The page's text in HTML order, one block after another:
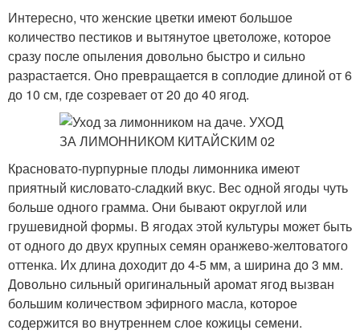
Интересно, что женские цветки имеют большое
количество пестиков и вытянутое цветоложе, которое
сразу после опыления довольно быстро и сильно
разрастается. Оно превращается в соплодие длиной от 6
до 10 см, где созревает от 20 до 40 ягод.
Красновато-пурпурные плоды лимонника имеют
приятный кисловато-сладкий вкус. Вес одной ягоды чуть
больше одного грамма. Они бывают округлой или
грушевидной формы. В ягодах этой культуры может быть
от одного до двух крупных семян оранжево-желтоватого
оттенка. Их длина доходит до 4-5 мм, а ширина до 3 мм.
Довольно сильный оригинальный аромат ягод вызван
большим количеством эфирного масла, которое
содержится во внутреннем слое кожицы семени.